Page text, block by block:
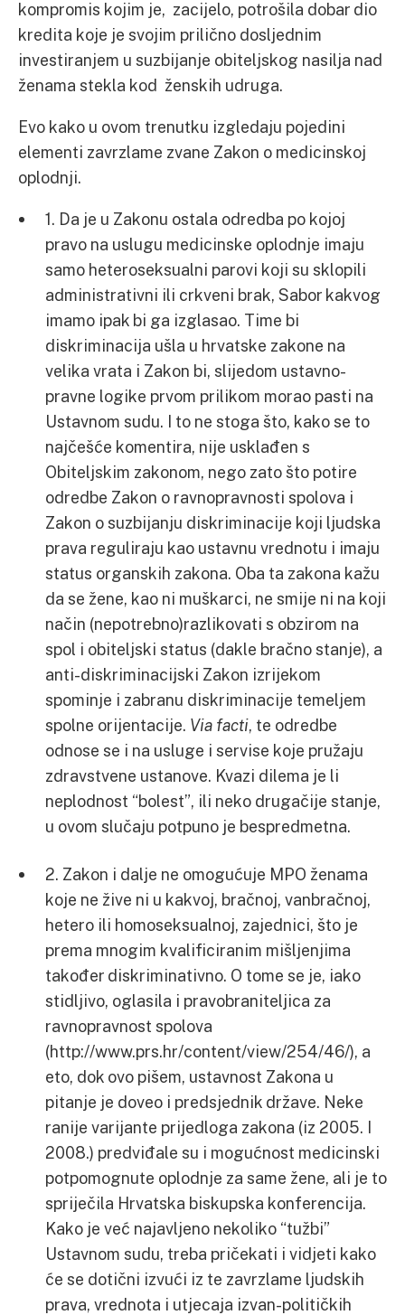
kompromis kojim je, zacijelo, potrošila dobar dio
kredita koje je svojim prilično dosljednim
investiranjem u suzbijanje obiteljskog nasilja nad
ženama stekla kod ženskih udruga.
Evo kako u ovom trenutku izgledaju pojedini
elementi zavrzlame zvane Zakon o medicinskoj
oplodnji.
1. Da je u Zakonu ostala odredba po kojoj
pravo na uslugu medicinske oplodnje imaju
samo heteroseksualni parovi koji su sklopili
administrativni ili crkveni brak, Sabor kakvog
imamo ipak bi ga izglasao. Time bi
diskriminacija ušla u hrvatske zakone na
velika vrata i Zakon bi, slijedom ustavno-
pravne logike prvom prilikom morao pasti na
Ustavnom sudu. I to ne stoga što, kako se to
najčešće komentira, nije usklađen s
Obiteljskim zakonom, nego zato što potire
odredbe Zakon o ravnopravnosti spolova i
Zakon o suzbijanju diskriminacije koji ljudska
prava reguliraju kao ustavnu vrednotu i imaju
status organskih zakona. Oba ta zakona kažu
da se žene, kao ni muškarci, ne smije ni na koji
način (nepotrebno)razlikovati s obzirom na
spol i obiteljski status (dakle bračno stanje), a
anti-diskriminacijski Zakon izrijekom
spominje i zabranu diskriminacije temeljem
spolne orijentacije. Via facti, te odredbe
odnose se i na usluge i servise koje pružaju
zdravstvene ustanove. Kvazi dilema je li
neplodnost “bolest”, ili neko drugačije stanje,
u ovom slučaju potpuno je bespredmetna.
2. Zakon i dalje ne omogućuje MPO ženama
koje ne žive ni u kakvoj, bračnoj, vanbračnoj,
hetero ili homoseksualnoj, zajednici, što je
prema mnogim kvalificiranim mišljenjima
također diskriminativno. O tome se je, iako
stidljivo, oglasila i pravobraniteljica za
ravnopravnost spolova
(http://www.prs.hr/content/view/254/46/), a
eto, dok ovo pišem, ustavnost Zakona u
pitanje je doveo i predsjednik države. Neke
ranije varijante prijedloga zakona (iz 2005. I
2008.) predviđale su i mogućnost medicinski
potpomognute oplodnje za same žene, ali je to
spriječila Hrvatska biskupska konferencija.
Kako je već najavljeno nekoliko “tužbi”
Ustavnom sudu, treba pričekati i vidjeti kako
će se dotični izvući iz te zavrzlame ljudskih
prava, vrednota i utjecaja izvan-političkih